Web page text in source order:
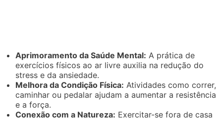
Aprimoramento da Saúde Mental: A prática de
exercícios físicos ao ar livre auxilia na redução do
stress e da ansiedade.
Melhora da Condição Física: Atividades como correr,
caminhar ou pedalar ajudam a aumentar a resistência
e a força.
Conexão com a Natureza: Exercitar-se fora de casa